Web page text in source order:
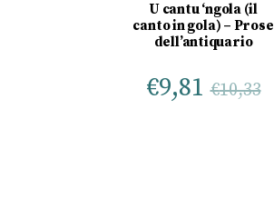
U cantu ‘ngola (il
canto in gola) – Prose
dell’antiquario
€9,81 €10,33